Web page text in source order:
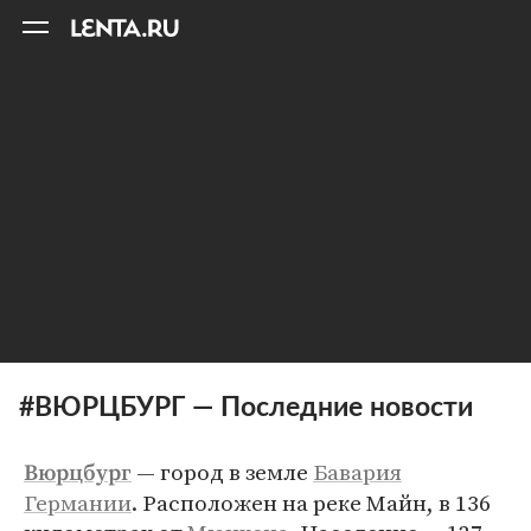
#ВЮРЦБУРГ — Последние новости
Вюрцбург — город в земле Бавария
Германии. Расположен на реке Майн, в 136